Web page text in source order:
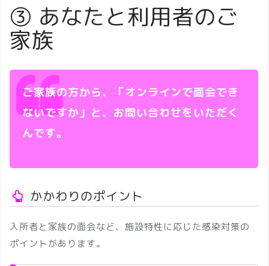
③ あなたと利用者のご
家族
ご家族の方から、「オンラインで面会でき
ないですか」と、お問い合わせをいただく
んです。
かかわりのポイント
入所者と家族の面会など、施設特性に応じた感染対策の
ポイントがあります。